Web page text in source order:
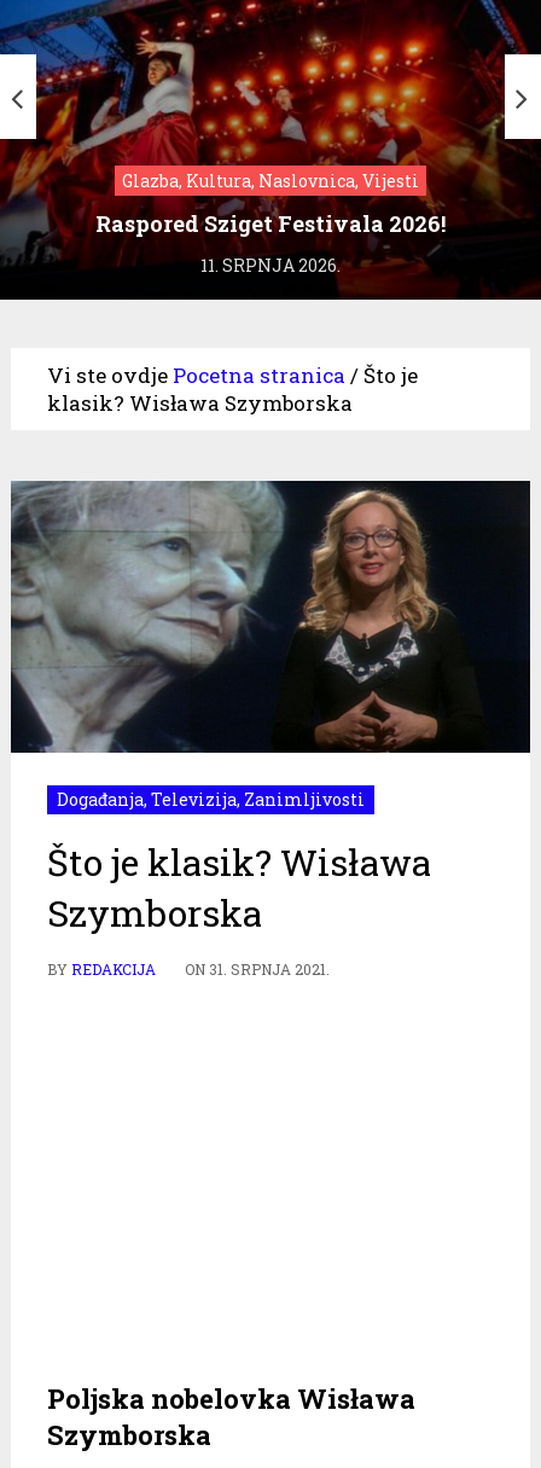
Glazba, Kultura, Naslovnica, Vijesti
Raspored Sziget Festivala 2026!
11. SRPNJA 2026.
Vi ste ovdje Pocetna stranica / Što je
klasik? Wisława Szymborska
Događanja, Televizija, Zanimljivosti
Što je klasik? Wisława
Szymborska
BYREDAKCIJA ON 31. SRPNJA 2021.
Poljska nobelovka Wisława
Szymborska